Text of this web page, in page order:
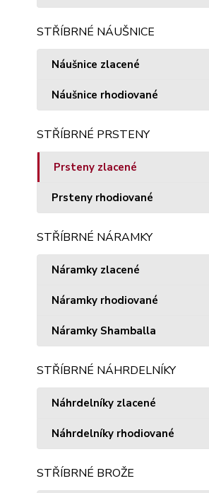
STŘÍBRNÉ NÁUŠNICE
Náušnice zlacené
Náušnice rhodiované
STŘÍBRNÉ PRSTENY
Prsteny zlacené
Prsteny rhodiované
STŘÍBRNÉ NÁRAMKY
Náramky zlacené
Náramky rhodiované
Náramky Shamballa
STŘÍBRNÉ NÁHRDELNÍKY
Náhrdelníky zlacené
Náhrdelníky rhodiované
STŘÍBRNÉ BROŽE